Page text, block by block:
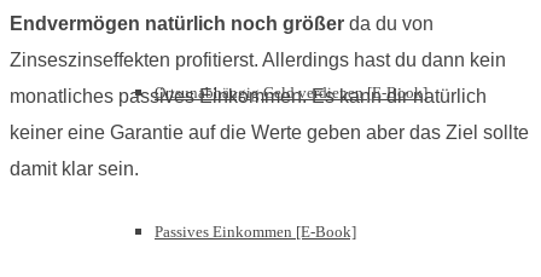
Ortsunabhängig Geld verdienen [E-Book]
Passives Einkommen [E-Book]
Endvermögen natürlich noch größer da du von
Zinseszinseffekten profitierst. Allerdings hast du dann kein
monatliches passives Einkommen. Es kann dir natürlich
keiner eine Garantie auf die Werte geben aber das Ziel sollte
damit klar sein.